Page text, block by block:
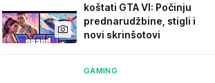
koštati GTA VI: Počinju
prednarudžbine, stigli i
novi skrinšotovi
GAMING